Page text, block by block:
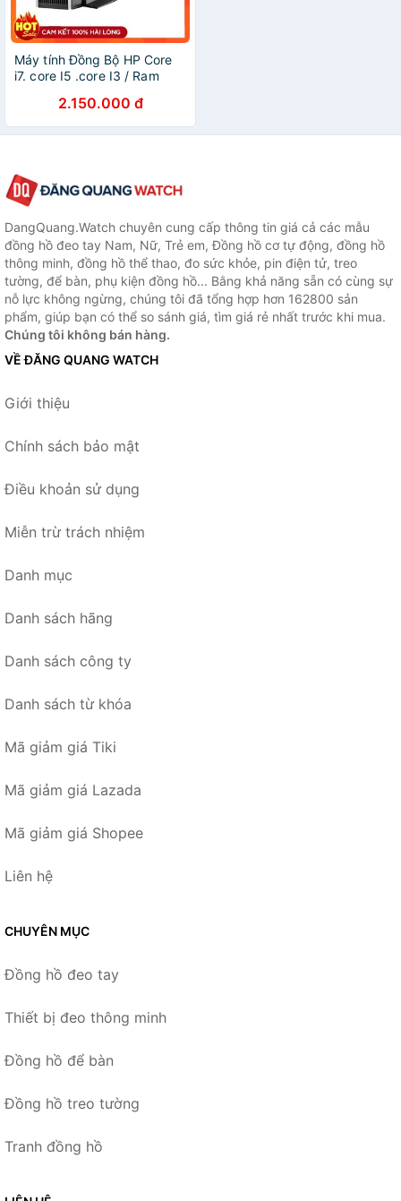
Máy tính Đồng Bộ HP Core
i7. core I5 .core I3 / Ram
tặng khủng2.150.000 đ
DangQuang.Watch chuyên cung cấp thông tin giá cả các mẫu
đồng hồ đeo tay Nam, Nữ, Trẻ em, Đồng hồ cơ tự động, đồng hồ
thông minh, đồng hồ thể thao, đo sức khỏe, pin điện tử, treo
tường, để bàn, phụ kiện đồng hồ... Bằng khả năng sẵn có cùng sự
nỗ lực không ngừng, chúng tôi đã tổng hợp hơn 162800 sản
phẩm, giúp bạn có thể so sánh giá, tìm giá rẻ nhất trước khi mua.
Chúng tôi không bán hàng.
VỀ ĐĂNG QUANG WATCH
Giới thiệu
Chính sách bảo mật
Điều khoản sử dụng
Miễn trừ trách nhiệm
Danh mục
Danh sách hãng
Danh sách công ty
Danh sách từ khóa
Mã giảm giá Tiki
Mã giảm giá Lazada
Mã giảm giá Shopee
Liên hệ
CHUYÊN MỤC
Đồng hồ đeo tay
Thiết bị đeo thông minh
Đồng hồ để bàn
Đồng hồ treo tường
Tranh đồng hồ